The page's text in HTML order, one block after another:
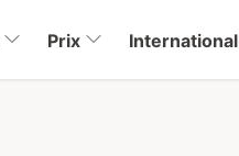
Prix International